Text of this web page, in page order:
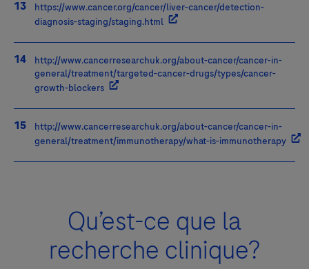
https://www.cancer.org/cancer/liver-cancer/detection-
diagnosis-staging/staging.html
http://www.cancerresearchuk.org/about-cancer/cancer-in-
general/treatment/targeted-cancer-drugs/types/cancer-
growth-blockers
http://www.cancerresearchuk.org/about-cancer/cancer-in-
general/treatment/immunotherapy/what-is-immunotherapy
Qu’est-ce que la
recherche clinique?